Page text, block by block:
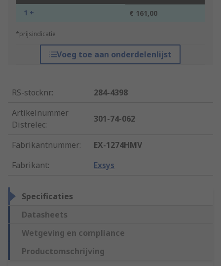
1 + € 161,00
*prijsindicatie
Voeg toe aan onderdelenlijst
RS-stocknr.:
284-4398
Artikelnummer
Distrelec:
301-74-062
Fabrikantnummer:
EX-1274HMV
Fabrikant: Exsys
Specificaties
Datasheets
Wetgeving en compliance
Productomschrijving